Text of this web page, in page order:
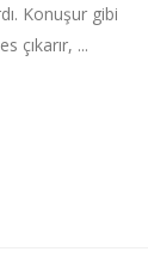
Konuşur gibi
çıkarır, ...